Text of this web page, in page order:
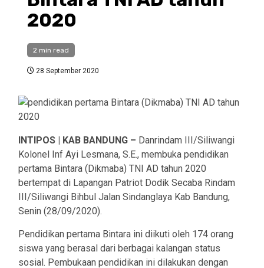
2020
2 min read
28 September 2020
INTIPOS | KAB BANDUNG – Danrindam III/Siliwangi
Kolonel Inf Ayi Lesmana, S.E., membuka pendidikan
pertama Bintara (Dikmaba) TNI AD tahun 2020
bertempat di Lapangan Patriot Dodik Secaba Rindam
III/Siliwangi Bihbul Jalan Sindanglaya Kab Bandung,
Senin (28/09/2020).
Pendidikan pertama Bintara ini diikuti oleh 174 orang
siswa yang berasal dari berbagai kalangan status
sosial. Pembukaan pendidikan ini dilakukan dengan